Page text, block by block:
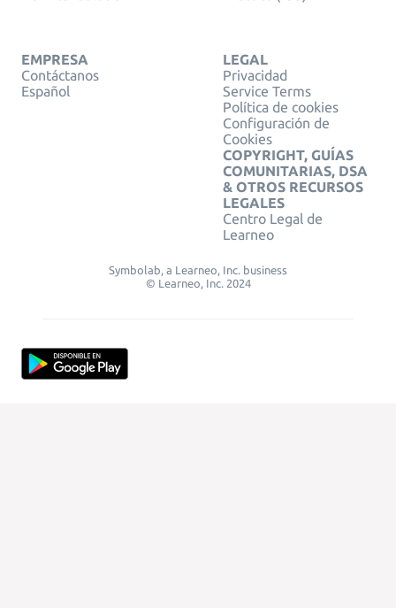
EMPRESA
Contáctanos
Español
LEGAL
Privacidad
Service Terms
Política de cookies
Configuración de
Cookies
COPYRIGHT, GUÍAS
COMUNITARIAS, DSA
& OTROS RECURSOS
LEGALES
Centro Legal de
Learneo
Symbolab, a Learneo, Inc. business
© Learneo, Inc. 2024